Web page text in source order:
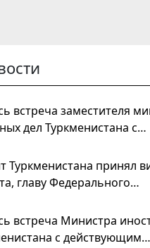
встреча заместителя
дел Туркменистана с
Туркменистана принял
главу Федерального
Конфедерации
встреча Министра
с действующим